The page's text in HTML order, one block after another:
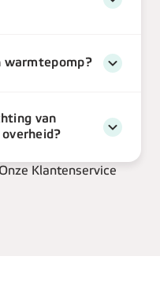
warmtepomp?
van
Klantenservice